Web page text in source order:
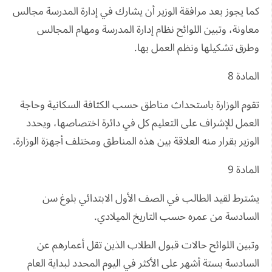
كما يجوز بعد مرافقة الوزير أن يشارك في إدارة المدرسة مجالس
معاونة، وتبين اللوائح نظام إدارة المدرسة ومهام المجالس
وطرق تشكيلها ونظم العمل بها.
المادة 8
تقوم الوزارة باستحداث مناطق حسب الكثافة السكانية وحاجة
العمل للإشراف على التعليم كل في دائرة اختصاصها، ويحدد
الوزير بقرار منه العلاقة بين هذه المناطق ومختلف أجهزة الوزارة.
المادة 9
يشترط لقيد الطالب في الصف الأول الابتدائي بلوغ سن
السادسة من عمره حسب التاريخ الميلادي.
وتبين اللوائح حالات قبول الطلاب الذين تقل أعمارهم عن
السادسة بستة أشهر على الأكثر في اليوم المحدد لبداية العام